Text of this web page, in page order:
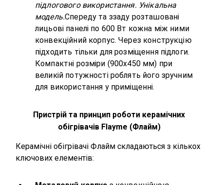
підлогового використання. Унікальна
модель.Спереду та ззаду розташовані
лицьові панелі по 600 Вт кожна між ними
конвекційний корпус. Через конструкцію
підходить тільки для розміщення підлоги.
Компактні розміри (900х450 мм) при
великій потужності роблять його зручним
для використання у приміщенні.
Пристрій та принцип роботи керамічних
обігрівачів Flayme (Флайм)
Керамічні обігрівачі Флайм складаються з кількох
ключових елементів: